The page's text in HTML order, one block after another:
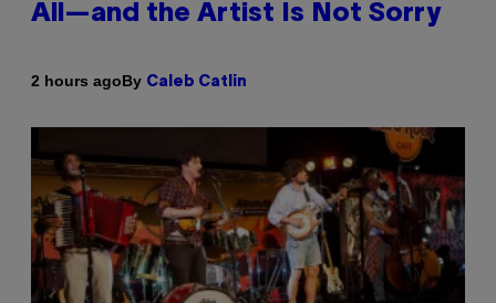
All—and the Artist Is Not Sorry
2 hours agoBy Caleb Catlin